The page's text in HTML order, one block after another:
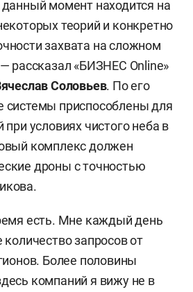
момент находится на
теорий и конкретно
захвата на сложном
рассказал «БИЗНЕС Online»
Соловьев. По его
приспособлены для
при условиях чистого неба в
комплекс должен
дроны с точностью
есть. Мне каждый день
количество запросов от
Более половины
компаний я вижу не в